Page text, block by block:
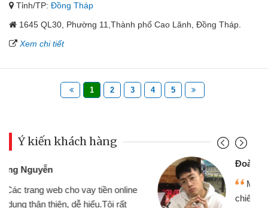
Tỉnh/TP: Đồng Tháp
1645 QL30, Phường 11,Thành phố Cao Lãnh, Đồng Tháp.
Xem chi tiết
1 2 3 4 5
Ý kiến khách hàng
Mình cần tiền gấp nên định cầm cố
chiếc xe wave nhưng thật may đã có